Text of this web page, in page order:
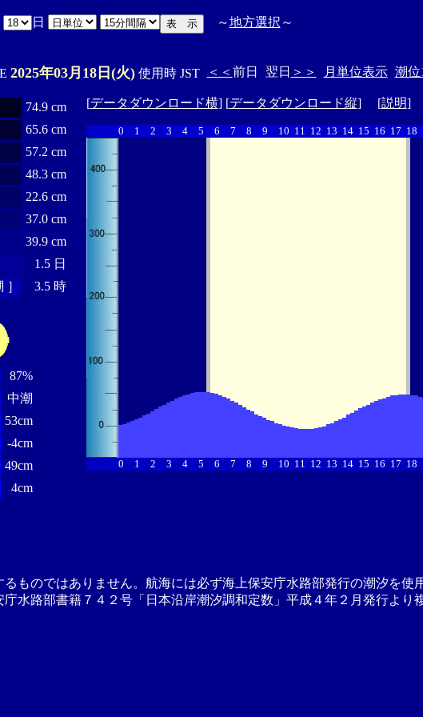
日 ～地方選択 ～
2025年03月18日(火)使用時 JST ＜＜ 前日 翌日 ＞＞ 月単位表示 潮位
74.9 cm
65.6 cm
57.2 cm
48.3 cm
22.6 cm
37.0 cm
39.9 cm
1.5 日
3.5 時
87%
中潮
53cm
-4cm
49cm
4cm
[データダウンロード横] [データダウンロード縦] [説明]
0 1 2 3 4 5 6 7 8 9 10 11 12 13 14 15 16 17 18
0 1 2 3 4 5 6 7 8 9 10 11 12 13 14 15 16 17 18
ものではありません。航海には必ず海上保安庁水路部発行の潮汐を使
水路部書籍７４２号「日本沿岸潮汐調和定数」平成４年２月発行より